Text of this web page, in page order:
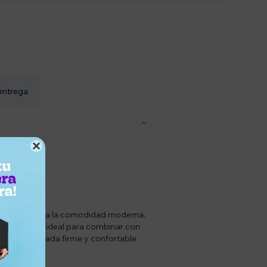

renunciar a la comodidad moderna.
versátil, ideal para combinar con
una pisada firme y confortable